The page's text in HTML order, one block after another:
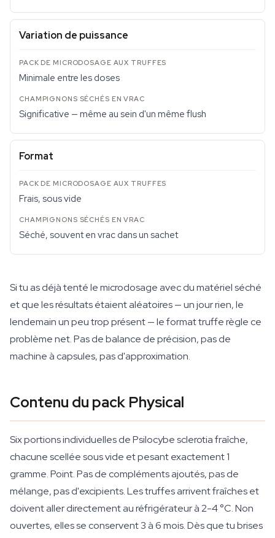
Variation de puissance
Minimale entre les doses
Significative — même au sein d'un même flush
Format
Frais, sous vide
Séché, souvent en vrac dans un sachet
Si tu as déjà tenté le microdosage avec du matériel séché
et que les résultats étaient aléatoires — un jour rien, le
lendemain un peu trop présent — le format truffe règle ce
problème net. Pas de balance de précision, pas de
machine à capsules, pas d'approximation.
Contenu du pack Physical
Six portions individuelles de Psilocybe sclerotia fraîche,
chacune scellée sous vide et pesant exactement 1
gramme. Point. Pas de compléments ajoutés, pas de
mélange, pas d'excipients. Les truffes arrivent fraîches et
doivent aller directement au réfrigérateur à 2-4 °C. Non
ouvertes, elles se conservent 3 à 6 mois. Dès que tu brises